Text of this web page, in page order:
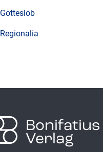
Gotteslob
Regionalia
Bonifatius
Verlag